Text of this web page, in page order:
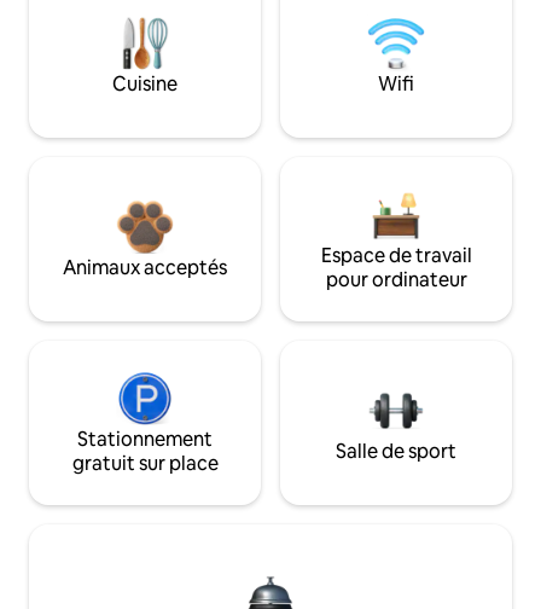
Cuisine Wifi
Animaux acceptés
Espace de travail
pour ordinateur
Stationnement
gratuit sur place
Salle de sport